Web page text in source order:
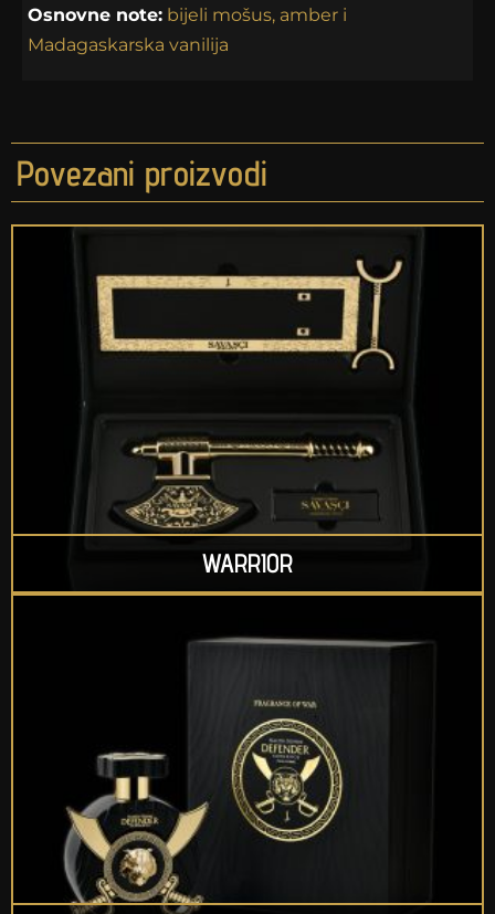
Osnovne note: bijeli mošus, amber i
Madagaskarska vanilija
Povezani proizvodi
WARRIOR